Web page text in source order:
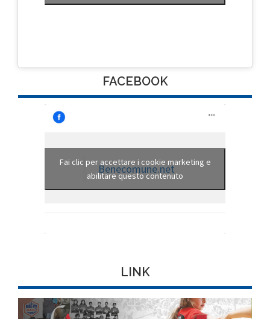
FACEBOOK
Benecomune.net
Fai clic per accettare i cookie marketing e
abilitare questo contenuto
LINK